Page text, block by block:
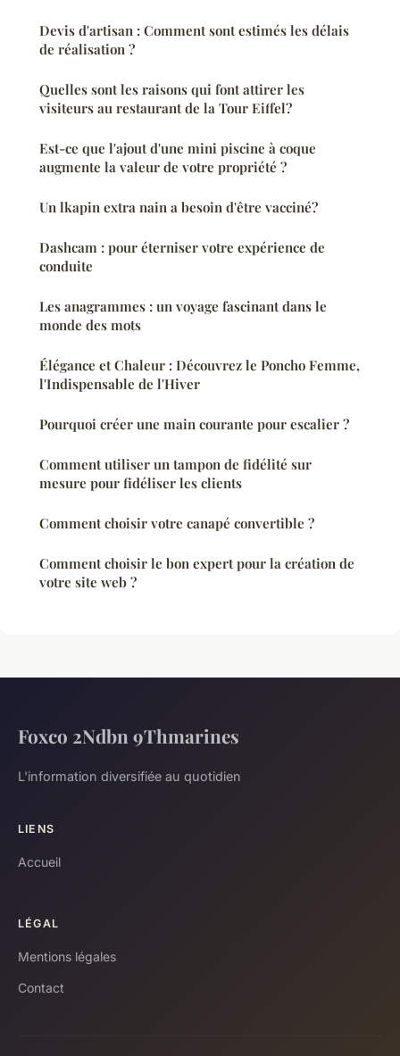
Devis d'artisan : Comment sont estimés les délais
de réalisation ?
Quelles sont les raisons qui font attirer les
visiteurs au restaurant de la Tour Eiffel?
Est-ce que l'ajout d'une mini piscine à coque
augmente la valeur de votre propriété ?
Un lkapin extra nain a besoin d'être vacciné?
Dashcam : pour éterniser votre expérience de
conduite
Les anagrammes : un voyage fascinant dans le
monde des mots
Élégance et Chaleur : Découvrez le Poncho Femme,
l'Indispensable de l'Hiver
Pourquoi créer une main courante pour escalier ?
Comment utiliser un tampon de fidélité sur
mesure pour fidéliser les clients
Comment choisir votre canapé convertible ?
Comment choisir le bon expert pour la création de
votre site web ?
Foxco 2Ndbn 9Thmarines
L'information diversifiée au quotidien
LIENS
Accueil
LÉGAL
Mentions légales
Contact